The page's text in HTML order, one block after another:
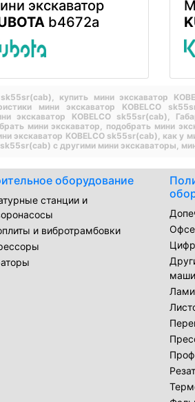
экскаватор
b4672a
sk55sr(cab), купить мини экскаватор
мини экскаватор KOBELCO
экскаватор KOBELCO sk55sr(cab),
мини экскаватор, подобрать мини
экскаватор KOBELCO sk55sr(cab), как у
с другими мини экскаваторы,
оборудование
станции и
и вибротрамбовки